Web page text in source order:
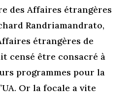
des Affaires étrangères
Randriamandrato,
étrangères de
censé être consacré à
programmes pour la
Or la focale a vite